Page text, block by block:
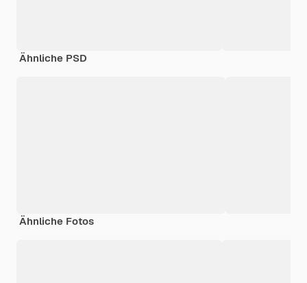
Ähnliche PSD
Ähnliche Fotos